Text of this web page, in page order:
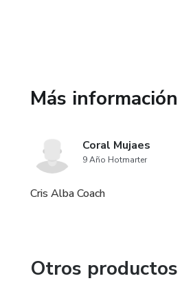
Más
Coral Mujaes
9 Año Hotmarter
Cris Alba Coach
Otros